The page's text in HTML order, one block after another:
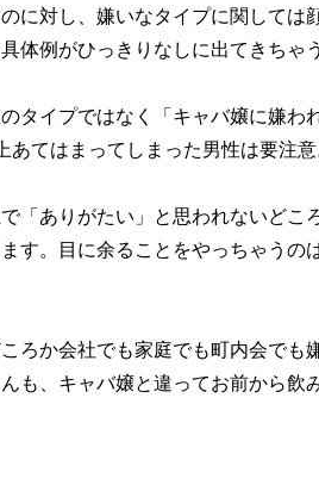
に対し、嫌いなタイプに関しては
体例がひっきりなしに出てきちゃ
タイプではなく「キャバ嬢に嫌わ
てはまってしまった男性は要注意
「ありがたい」と思われないどこ
す。目に余ることをやっちゃうの
ろか会社でも家庭でも町内会でも
も、キャバ嬢と違ってお前から飲